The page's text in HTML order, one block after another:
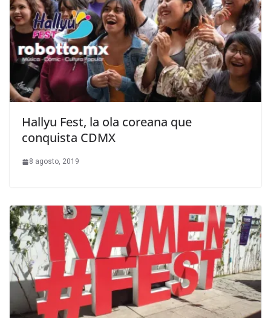
Hallyu Fest, la ola coreana que
conquista CDMX
8 agosto, 2019